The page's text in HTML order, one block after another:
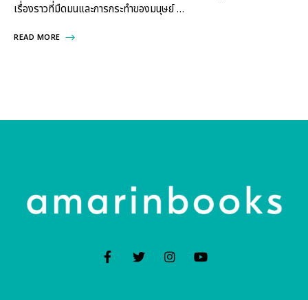
เรื่องราวที่มืดมนและการกระทำของมนุษย์ …
READ MORE